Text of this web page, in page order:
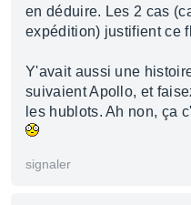
en déduire. Les 2 cas
expédition) justifient ce
Y'avait aussi une
suivaient Apollo, et
les hublots. Ah non, ça
signaler